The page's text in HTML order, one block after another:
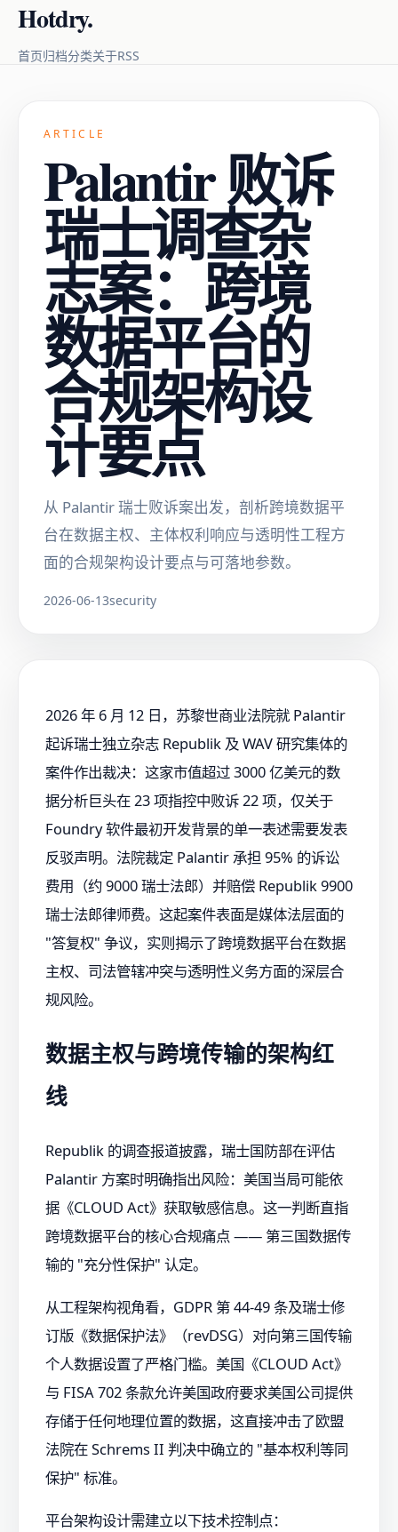
Hotdry.
首页归档分类关于RSS
ARTICLE
Palantir 败诉
瑞士调查杂
志案：跨境
数据平台的
合规架构设
计要点
从 Palantir 瑞士败诉案出发，剖析跨境数据平
台在数据主权、主体权利响应与透明性工程方
面的合规架构设计要点与可落地参数。
2026-06-13security
2026 年 6 月 12 日，苏黎世商业法院就 Palantir
起诉瑞士独立杂志 Republik 及 WAV 研究集体的
案件作出裁决：这家市值超过 3000 亿美元的数
据分析巨头在 23 项指控中败诉 22 项，仅关于
Foundry 软件最初开发背景的单一表述需要发表
反驳声明。法院裁定 Palantir 承担 95% 的诉讼
费用（约 9000 瑞士法郎）并赔偿 Republik 9900
瑞士法郎律师费。这起案件表面是媒体法层面的
"答复权" 争议，实则揭示了跨境数据平台在数据
主权、司法管辖冲突与透明性义务方面的深层合
规风险。
数据主权与跨境传输的架构红
线
Republik 的调查报道披露，瑞士国防部在评估
Palantir 方案时明确指出风险：美国当局可能依
据《CLOUD Act》获取敏感信息。这一判断直指
跨境数据平台的核心合规痛点 —— 第三国数据传
输的 "充分性保护" 认定。
从工程架构视角看，GDPR 第 44-49 条及瑞士修
订版《数据保护法》（revDSG）对向第三国传输
个人数据设置了严格门槛。美国《CLOUD Act》
与 FISA 702 条款允许美国政府要求美国公司提供
存储于任何地理位置的数据，这直接冲击了欧盟
法院在 Schrems II 判决中确立的 "基本权利等同
保护" 标准。
平台架构设计需建立以下技术控制点：